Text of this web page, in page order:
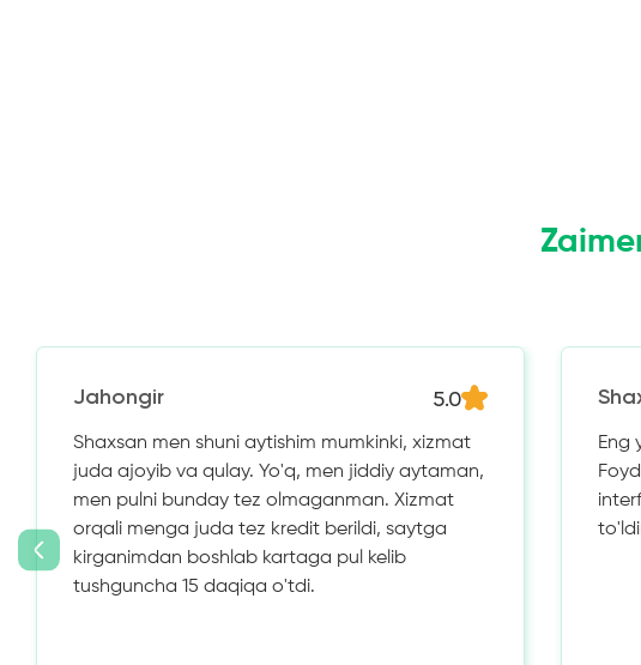
Jahongir 5.0
Shaxsan men shuni aytishim mumkinki, xizmat
juda ajoyib va ​​qulay. Yo'q, men jiddiy aytaman,
men pulni bunday tez olmaganman. Xizmat
orqali menga juda tez kredit berildi, saytga
kirganimdan boshlab kartaga pul kelib
tushguncha 15 daqiqa o'tdi.
Eng